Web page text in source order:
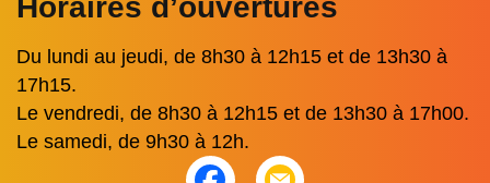
Horaires d’ouvertures
Du lundi au jeudi, de 8h30 à 12h15 et de 13h30 à
17h15.
Le vendredi, de 8h30 à 12h15 et de 13h30 à 17h00.
Le samedi, de 9h30 à 12h.